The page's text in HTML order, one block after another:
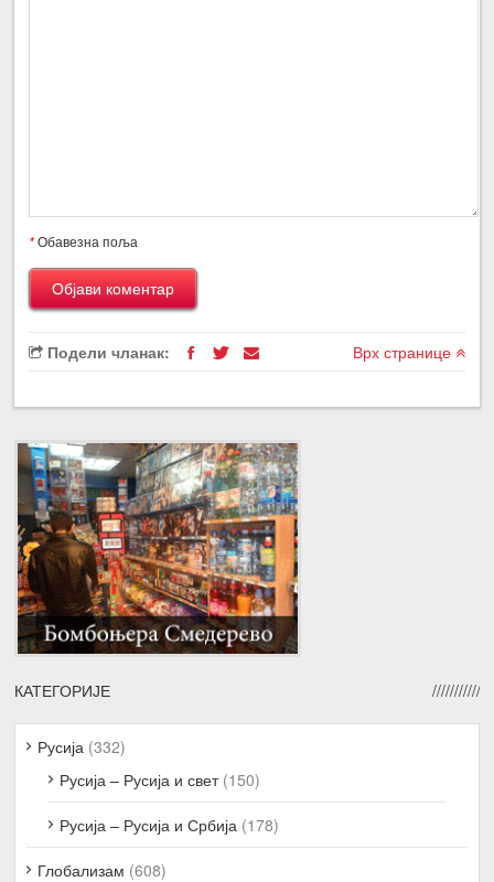
*Обавезна поља
Подели чланак: Врх странице
КАТЕГОРИЈЕ
Русија (332)
Русија – Русија и свет(150)
Русија – Русија и Србија (178)
Глобализам (608)